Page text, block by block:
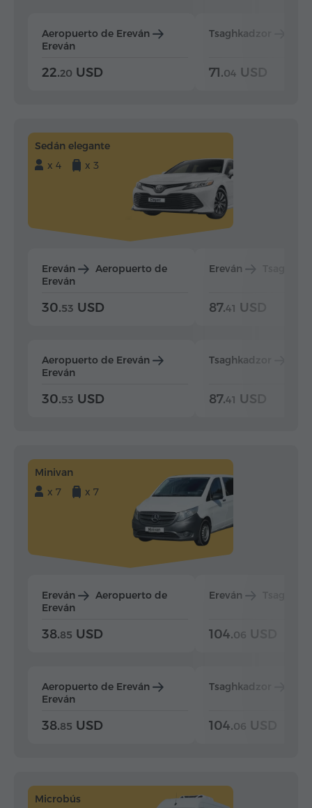
Aeropuerto de Ereván
Ereván
22.20 USD
Tsaghkadzor
71.04 USD
Sedán elegante
x 4
x 3
Ereván
Aeropuerto de
Ereván
30.53 USD
Aeropuerto de Ereván
Ereván
30.53 USD
Ereván
87.41 USD
Tsaghkadzor
87.41 USD
Minivan
x 7
x 7
Ereván
Aeropuerto de
Ereván
38.85 USD
Aeropuerto de Ereván
Ereván
38.85 USD
Ereván
104.06 USD
Tsaghkadzor
104.06 USD
Microbús